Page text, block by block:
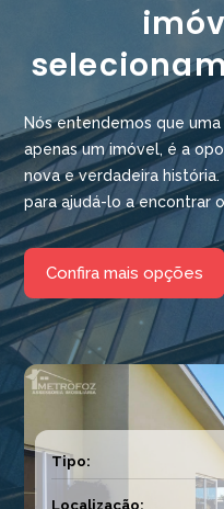
Nós entendemos que
apenas um imóvel, é a
nova e verdadeira
para ajudá-lo a encontrar
Confira mais opções
Tipo:
Localização: